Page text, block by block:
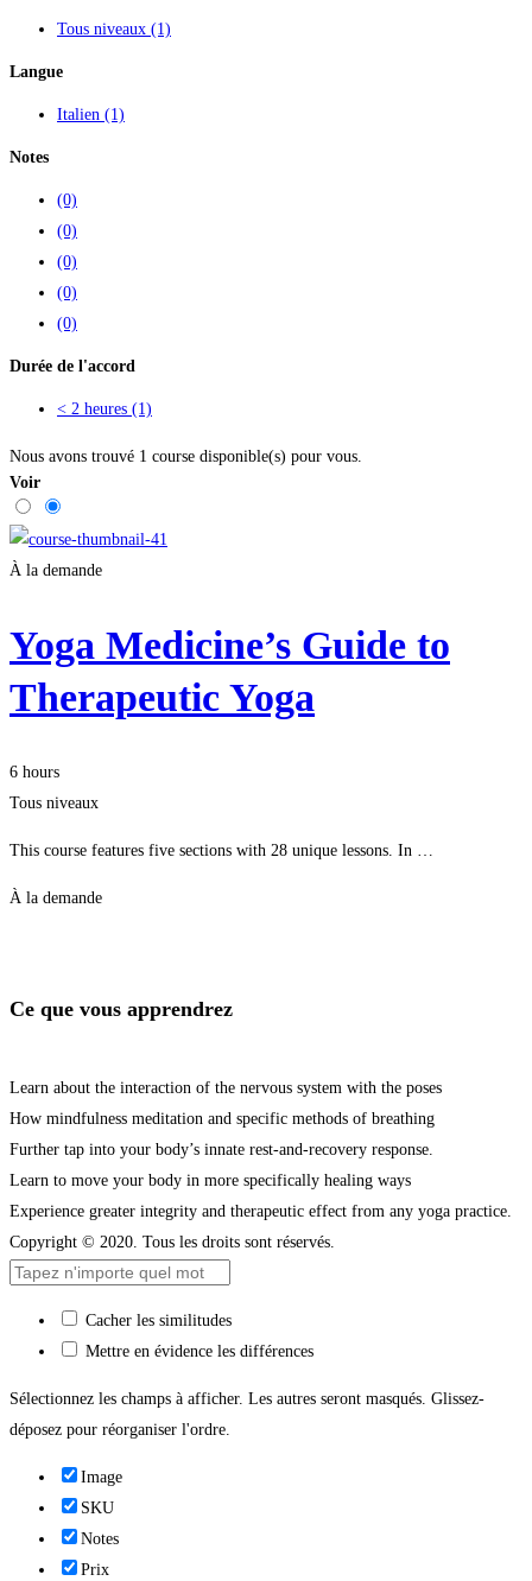
Tous niveaux (1)
Langue
Italien (1)
Notes
(0)
(0)
(0)
(0)
(0)
Durée de l'accord
< 2 heures (1)
Nous avons trouvé 1 course disponible(s) pour vous.
Voir
À la demande
Yoga Medicine’s Guide to
Therapeutic Yoga
6 hours
Tous niveaux
This course features five sections with 28 unique lessons. In …
À la demande
Ce que vous apprendrez
Learn about the interaction of the nervous system with the poses
How mindfulness meditation and specific methods of breathing
Further tap into your body’s innate rest-and-recovery response.
Learn to move your body in more specifically healing ways
Experience greater integrity and therapeutic effect from any yoga practice.
Copyright © 2020. Tous les droits sont réservés.
Cacher les similitudes
Mettre en évidence les différences
Sélectionnez les champs à afficher. Les autres seront masqués. Glissez-
déposez pour réorganiser l'ordre.
Image
SKU
Notes
Prix